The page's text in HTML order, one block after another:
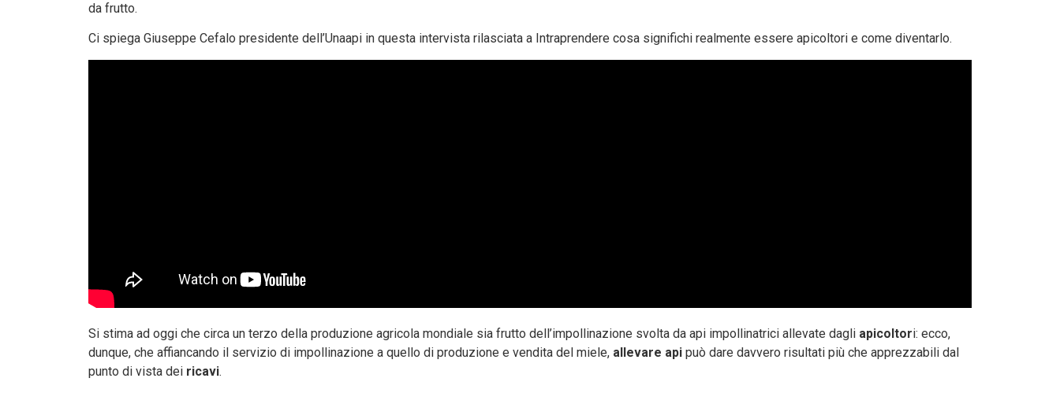
da frutto.
Ci spiega Giuseppe Cefalo presidente dell’Unaapi in questa intervista rilasciata a Intraprendere cosa significhi realmente essere apicoltori e come diventarlo.
Si stima ad oggi che circa un terzo della produzione agricola mondiale sia frutto dell’impollinazione svolta da api impollinatrici allevate dagli apicoltori: ecco,
dunque, che affiancando il servizio di impollinazione a quello di produzione e vendita del miele, allevare api può dare davvero risultati più che apprezzabili dal
punto di vista dei ricavi.